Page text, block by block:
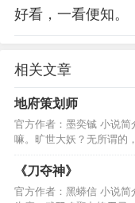
好看，一看便知。
相关文章
地府策划师
官方作者：墨奕铖 小说
嘛。旷世大妖？无所谓的
儿，打不赢还可以跑嘛~…
《刀夺神》
官方作者：黑蟒信 小说